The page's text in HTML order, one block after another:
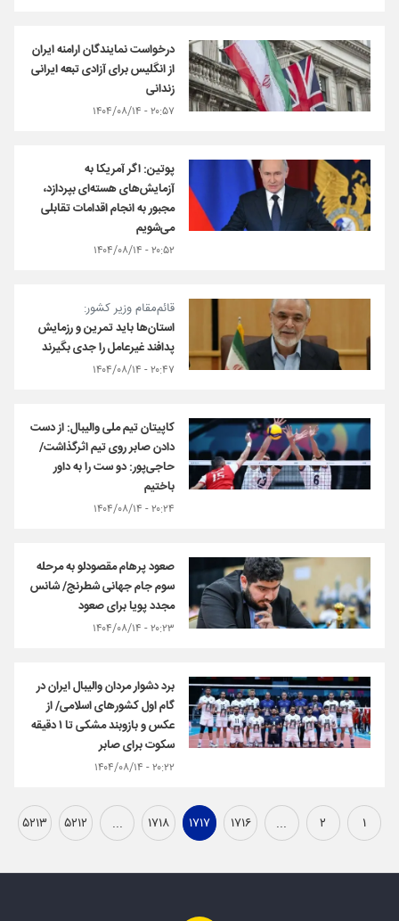
درخواست نمایندگان ارامنه ایران
از انگلیس برای آزادی تبعه ایرانی
زندانی
۲۰:۵۷ - ۱۴۰۴/۰۸/۱۴
پوتین: اگر آمریکا به
آزمایش‌های هسته‌ای بپردازد،
مجبور به انجام اقدامات تقابلی
می‌شویم
۲۰:۵۲ - ۱۴۰۴/۰۸/۱۴
قائم‌مقام وزیر کشور:
استان‌ها باید تمرین و رزمایش
پدافند غیرعامل را جدی بگیرند
۲۰:۴۷ - ۱۴۰۴/۰۸/۱۴
کاپیتان تیم ملی والیبال: از دست
دادن صابر روی تیم اثرگذاشت/
حاجی‌پور: دو ست را به داور
باختیم
۲۰:۲۴ - ۱۴۰۴/۰۸/۱۴
صعود پرهام مقصودلو به مرحله
سوم جام جهانی شطرنج/ شانس
مجدد پویا برای صعود
۲۰:۲۳ - ۱۴۰۴/۰۸/۱۴
برد دشوار مردان والیبال ایران در
گام اول کشورهای اسلامی/ از
عکس و بازوبند مشکی تا ۱ دقیقه
سکوت برای صابر
۲۰:۲۲ - ۱۴۰۴/۰۸/۱۴
۱ ۲ ... ۱۷۱۶ ۱۷۱۷ ۱۷۱۸ ... ۵۲۱۲ ۵۲۱۳